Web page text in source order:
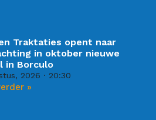
Traktaties opent naar
in oktober nieuwe
in Borculo
2026 20:30
»